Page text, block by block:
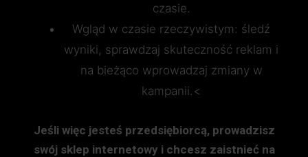
czasie.
Wgląd w czasie rzeczywistym: śledź
wyniki, sprawdzaj skuteczność reklam i
na bieżąco wprowadzaj zmiany w
kampanii.<
Jeśli więc jesteś przedsiębiorcą, prowadzisz
swój sklep internetowy i chcesz zaistnieć na